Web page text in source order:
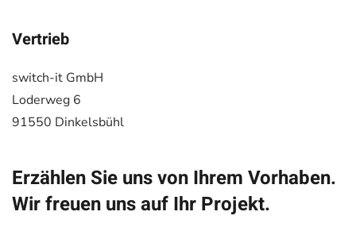
Vertrieb
switch-it GmbH
Loderweg 6
91550 Dinkelsbühl
Erzählen Sie uns von Ihrem Vorhaben.
Wir freuen uns auf Ihr Projekt.